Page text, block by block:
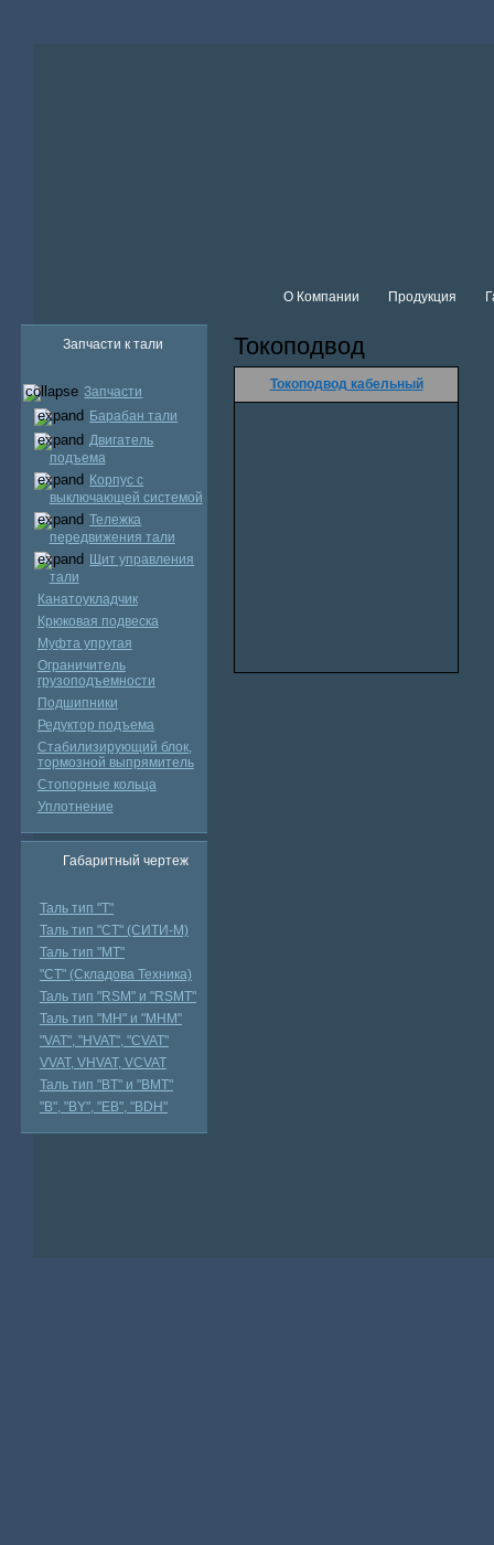
О Компании Продукция
Запчасти к тали
Запчасти
Барабан тали
Двигатель
подъема
Корпус с
выключающей системой
Тележка
передвижения тали
Щит управления
тали
Канатоукладчик
Крюковая подвеска
Муфта упругая
Ограничитель
грузоподъемности
Подшипники
Редуктор подъема
Стабилизирующий блок,
тормозной выпрямитель
Стопорные кольца
Уплотнение
Габаритный чертеж
Таль тип "Т"
Таль тип "СТ" (СИТИ-М)
Таль тип "МТ"
"СТ" (Складова Техника)
Таль тип "RSМ" и "RSMT"
Таль тип "MH" и "МНМ"
"VAT", "HVAT", "CVAT"
VVAT, VHVAT, VCVAT
Таль тип "BT" и "BMT"
"В", "BY", "EВ", "BDH"
Токоподвод
Токоподвод кабельный